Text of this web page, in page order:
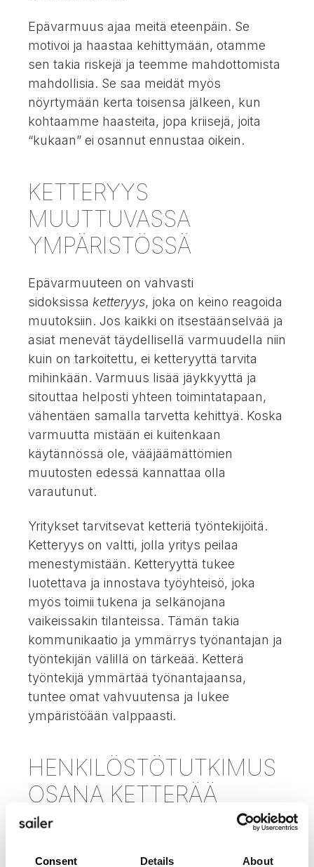
Consent Details About
Epävarmuus ajaa meitä eteenpäin. Se
motivoi ja haastaa kehittymään, otamme
sen takia riskejä ja teemme mahdottomista
mahdollisia. Se saa meidät myös
nöyrtymään kerta toisensa jälkeen, kun
kohtaamme haasteita, jopa kriisejä, joita
“kukaan” ei osannut ennustaa oikein.
KETTERYYS
MUUTTUVASSA
YMPÄRISTÖSSÄ
Epävarmuuteen on vahvasti
sidoksissa ketteryys, joka on keino reagoida
muutoksiin. Jos kaikki on itsestäänselvää ja
asiat menevät täydellisellä varmuudella niin
kuin on tarkoitettu, ei ketteryyttä tarvita
mihinkään. Varmuus lisää jäykkyyttä ja
sitouttaa helposti yhteen toimintatapaan,
vähentäen samalla tarvetta kehittyä. Koska
varmuutta mistään ei kuitenkaan
käytännössä ole, vääjäämättömien
muutosten edessä kannattaa olla
varautunut.
Yritykset tarvitsevat ketteriä työntekijöitä.
Ketteryys on valtti, jolla yritys peilaa
menestymistään. Ketteryyttä tukee
luotettava ja innostava työyhteisö, joka
myös toimii tukena ja selkänojana
vaikeissakin tilanteissa. Tämän takia
kommunikaatio ja ymmärrys työnantajan ja
työntekijän välillä on tärkeää. Ketterä
työntekijä ymmärtää työnantajaansa,
tuntee omat vahvuutensa ja lukee
ympäristöään valppaasti.
HENKILÖSTÖTUTKIMUS
OSANA KETTERÄÄ
KEHITYSTÄ
Henkilöstötutkimus on tapa, jolla sekä